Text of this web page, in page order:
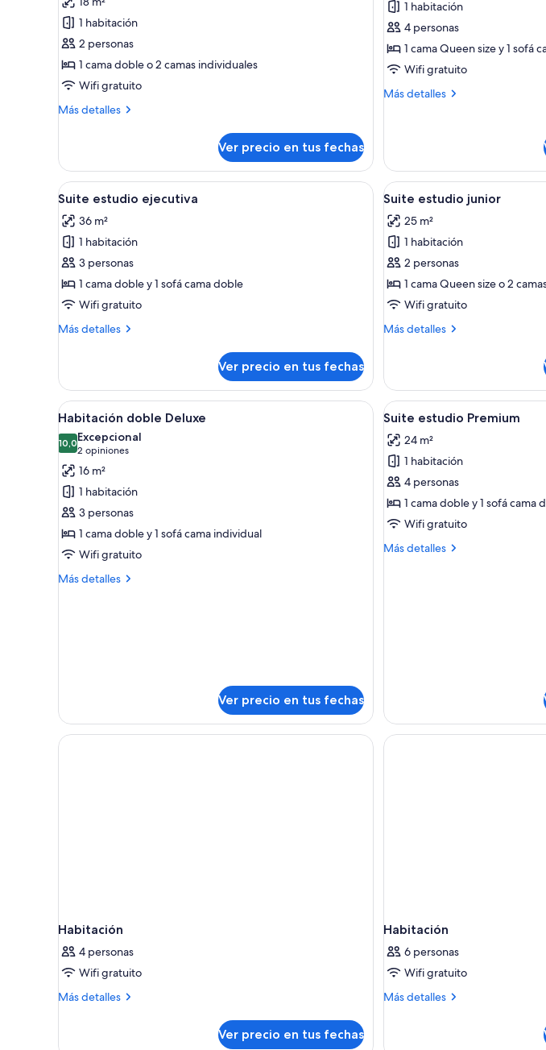
Habitación
superior
con
1
cama
doble
individuales
1 habitación
2 personas
1 cama doble o 2 camas individuales
Wifi gratuito
Más detalles
Más
superior
con
1
doble
o
individuales
Ver precio en tus fechas
Suite
(Rosa
Marina)
1 habitación
4 personas
1 cama Queen size y 1 sofá
Wifi gratuito
Más detalles
Más
Marina)
Ver
todas
las
fotos
de
Suite
estudio
Un dormitorio con una cama grande, un banco de madera, una
4
Suite estudio ejecutiva
36 m²
1 habitación
3 personas
1 cama doble y 1 sofá cama doble
Wifi gratuito
Más detalles
Más
estudio
ejecutiva
Ver precio en tus fechas
Ver
todas
las
fotos
de
Suite
estudio
5
Suite estudio junior
25 m²
1 habitación
2 personas
1 cama Queen size o 2
Wifi gratuito
Más detalles
Más
estudio
junior
Ver
todas
las
fotos
de
Habitación
doble
Deluxe
Un dormitorio con una cama grande, una mesita de noche, un
3
Habitación doble Deluxe
10,010,0 de 10
Excepcional
2 opiniones
(2
opiniones)
16 m²
1 habitación
3 personas
1 cama doble y 1 sofá cama individual
Wifi gratuito
Más detalles
Más
Ver precio en tus fechas
Ver
todas
las
fotos
de
Suite
estudio
4
Suite estudio Premium
24 m²
1 habitación
4 personas
1 cama doble y 1 sofá cama
Wifi gratuito
Más detalles
Más
Habitación
4 personas
Wifi gratuito
Más detalles
Más
Ver precio en tus fechas
Habitación
6 personas
Wifi gratuito
Más detalles
Más